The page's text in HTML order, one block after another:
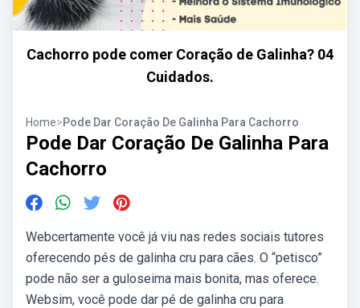
Cachorro pode comer Coração de Galinha? 04
Cuidados.
Home>Pode Dar Coração De Galinha Para Cachorro
Pode Dar Coração De Galinha Para
Cachorro
Webcertamente você já viu nas redes sociais tutores
oferecendo pés de galinha cru para cães. O “petisco”
pode não ser a guloseima mais bonita, mas oferece.
Websim, você pode dar pé de galinha cru para